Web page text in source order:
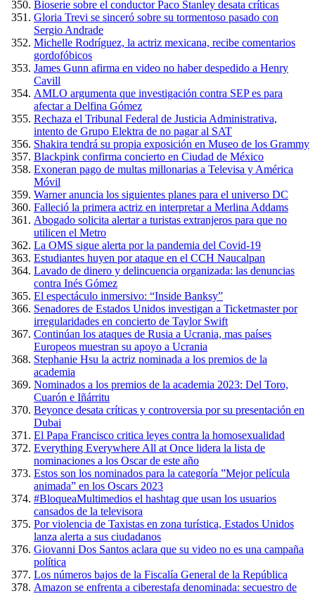
Bioserie sobre el conductor Paco Stanley desata críticas
Gloria Trevi se sinceró sobre su tormentoso pasado con
Sergio Andrade
Michelle Rodríguez, la actriz mexicana, recibe comentarios
gordofóbicos
James Gunn afirma en video no haber despedido a Henry
Cavill
AMLO argumenta que investigación contra SEP es para
afectar a Delfina Gómez
Rechaza el Tribunal Federal de Justicia Administrativa,
intento de Grupo Elektra de no pagar al SAT
Shakira tendrá su propia exposición en Museo de los Grammy
Blackpink confirma concierto en Ciudad de México
Exoneran pago de multas millonarias a Televisa y América
Móvil
Warner anuncia los siguientes planes para el universo DC
Falleció la primera actriz en interpretar a Merlina Addams
Abogado solicita alertar a turistas extranjeros para que no
utilicen el Metro
La OMS sigue alerta por la pandemia del Covid-19
Estudiantes huyen por ataque en el CCH Naucalpan
Lavado de dinero y delincuencia organizada: las denuncias
contra Inés Gómez
El espectáculo inmersivo: “Inside Banksy”
Senadores de Estados Unidos investigan a Ticketmaster por
irregularidades en concierto de Taylor Swift
Continúan los ataques de Rusia a Ucrania, mas países
Europeos muestran su apoyo a Ucrania
Stephanie Hsu la actriz nominada a los premios de la
academia
Nominados a los premios de la academia 2023: Del Toro,
Cuarón e Iñárritu
Beyonce desata críticas y controversia por su presentación en
Dubai
El Papa Francisco critica leyes contra la homosexualidad
Everything Everywhere All at Once lidera la lista de
nominaciones a los Oscar de este año
Estos son los nominados para la categoría ”Mejor película
animada” en los Oscars 2023
#BloqueaMultimedios el hashtag que usan los usuarios
cansados de la televisora
Por violencia de Taxistas en zona turística, Estados Unidos
lanza alerta a sus ciudadanos
Giovanni Dos Santos aclara que su video no es una campaña
política
Los números bajos de la Fiscalía General de la República
Amazon se enfrenta a ciberestafa denominada: secuestro de